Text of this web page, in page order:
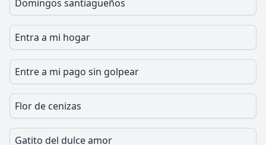
Domingos santiagueños
Entra a mi hogar
Entre a mi pago sin golpear
Flor de cenizas
Gatito del dulce amor